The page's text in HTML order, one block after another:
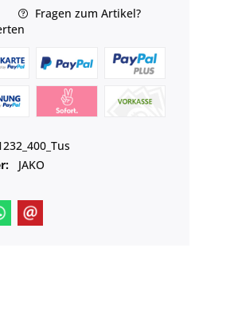
Fragen zum Artikel?
JAKO